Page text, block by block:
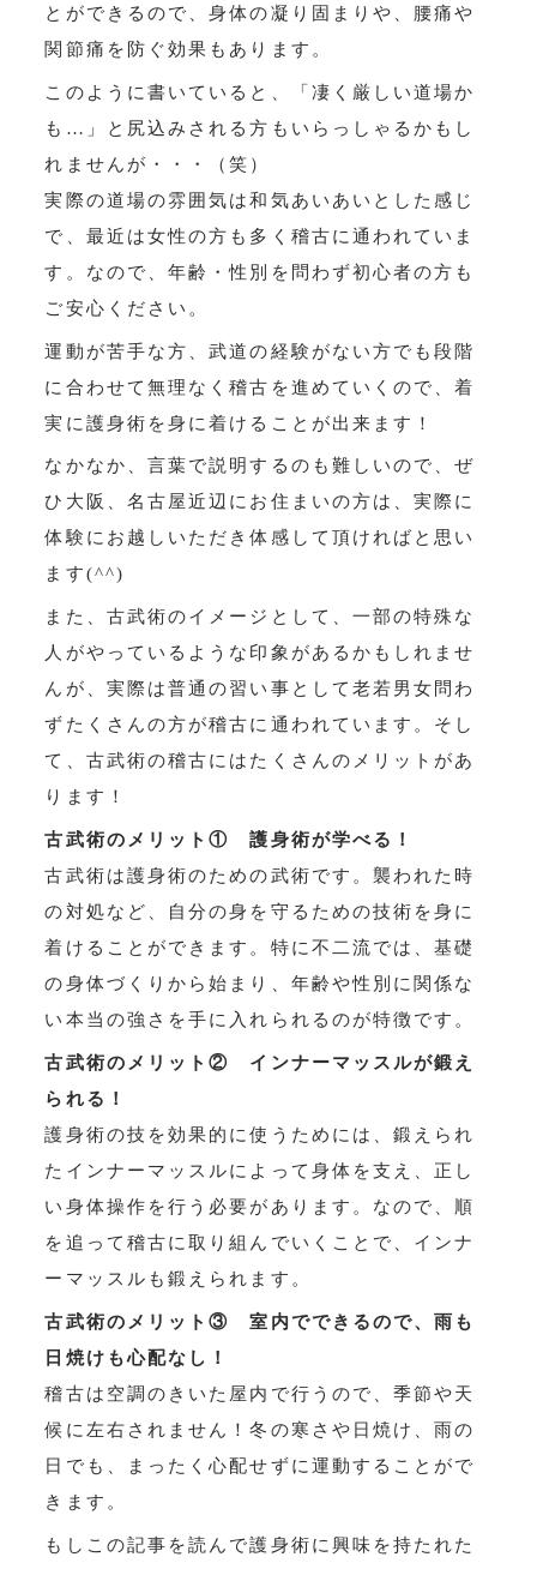
とができるので、身体の凝り固まりや、腰痛や
関節痛を防ぐ効果もあります。
このように書いていると、「凄く厳しい道場か
も…」と尻込みされる方もいらっしゃるかもし
れませんが・・・（笑）
実際の道場の雰囲気は和気あいあいとした感じ
で、最近は女性の方も多く稽古に通われていま
す。なので、年齢・性別を問わず初心者の方も
ご安心ください。
運動が苦手な方、武道の経験がない方でも段階
に合わせて無理なく稽古を進めていくので、着
実に護身術を身に着けることが出来ます！
なかなか、言葉で説明するのも難しいので、ぜ
ひ大阪、名古屋近辺にお住まいの方は、実際に
体験にお越しいただき体感して頂ければと思い
ます(^^)
また、古武術のイメージとして、一部の特殊な
人がやっているような印象があるかもしれませ
んが、実際は普通の習い事として老若男女問わ
ずたくさんの方が稽古に通われています。そし
て、古武術の稽古にはたくさんのメリットがあ
ります！
古武術のメリット① 護身術が学べる！
古武術は護身術のための武術です。襲われた時
の対処など、自分の身を守るための技術を身に
着けることができます。特に不二流では、基礎
の身体づくりから始まり、年齢や性別に関係な
い本当の強さを手に入れられるのが特徴です。
古武術のメリット② インナーマッスルが鍛え
られる！
護身術の技を効果的に使うためには、鍛えられ
たインナーマッスルによって身体を支え、正し
い身体操作を行う必要があります。なので、順
を追って稽古に取り組んでいくことで、インナ
ーマッスルも鍛えられます。
古武術のメリット③ 室内でできるので、雨も
日焼けも心配なし！
稽古は空調のきいた屋内で行うので、季節や天
候に左右されません！冬の寒さや日焼け、雨の
日でも、まったく心配せずに運動することがで
きます。
もしこの記事を読んで護身術に興味を持たれた